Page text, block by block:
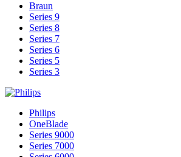
Braun
Series 9
Series 8
Series 7
Series 6
Series 5
Series 3
Philips
OneBlade
Series 9000
Series 7000